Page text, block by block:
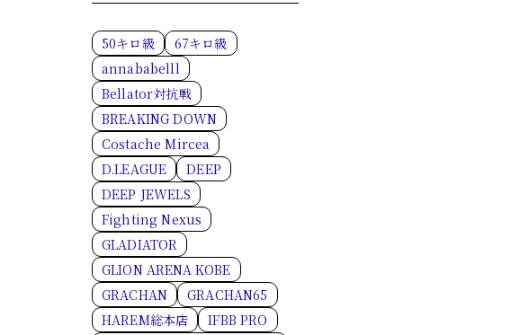
50キロ級
67キロ級
annababelll
Bellator対抗戦
BREAKING DOWN
Costache Mircea
D.LEAGUE
DEEP
DEEP JEWELS
Fighting Nexus
GLADIATOR
GLION ARENA KOBE
GRACHAN
GRACHAN65
HAREM総本店
IFBB PRO